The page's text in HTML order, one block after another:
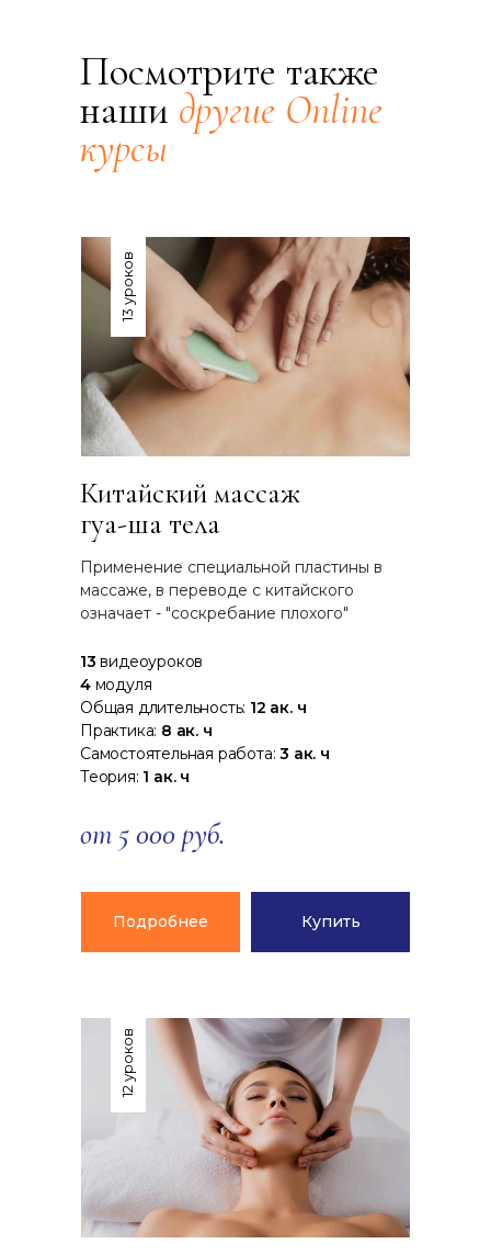
Посмотрите также
наши другие Online
курсы
12 уроков
13 уроков
Китайский массаж
гуа-ша тела
Применение специальной пластины в
массаже, в переводе с китайского
означает - "соскребание плохого"
от 5 000 руб.
13 видеоуроков
4модуля
Общая длительность: 12 ак. ч
Практика: 8 ак. ч
Самостоятельная работа:3 ак. ч
Теория: 1 ак. ч
Подробнее Купить